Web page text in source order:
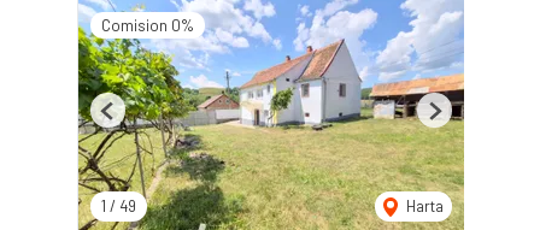
Comision 0%
1 / 49 Harta
Previous Next